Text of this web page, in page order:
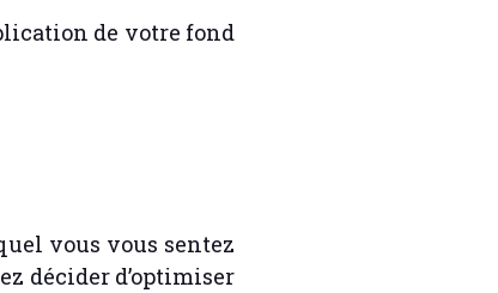
de votre fond
vous vous sentez
décider d’optimiser